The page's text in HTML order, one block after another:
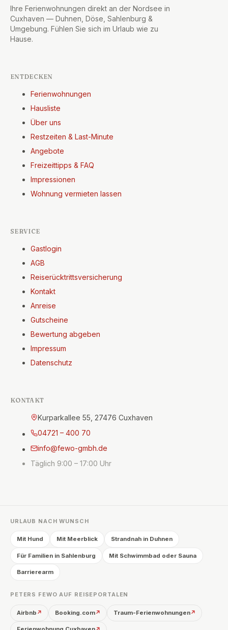
Ihre Ferienwohnungen direkt an der Nordsee in
Cuxhaven — Duhnen, Döse, Sahlenburg &
Umgebung. Fühlen Sie sich im Urlaub wie zu
Hause.
ENTDECKEN
Ferienwohnungen
Hausliste
Über uns
Restzeiten & Last-Minute
Angebote
Freizeittipps & FAQ
Impressionen
Wohnung vermieten lassen
SERVICE
Gastlogin
AGB
Reiserücktrittsversicherung
Kontakt
Anreise
Gutscheine
Bewertung abgeben
Impressum
Datenschutz
KONTAKT
Kurparkallee 55, 27476 Cuxhaven
04721 – 400 70
info@fewo-gmbh.de
Täglich 9:00 – 17:00 Uhr
URLAUB NACH WUNSCH
Mit Hund Mit Meerblick Strandnah in Duhnen
Für Familien in Sahlenburg Mit Schwimmbad oder Sauna
Barrierearm
PETERS FEWO AUF REISEPORTALEN
Airbnb ↗ Booking.com↗ Traum-Ferienwohnungen↗